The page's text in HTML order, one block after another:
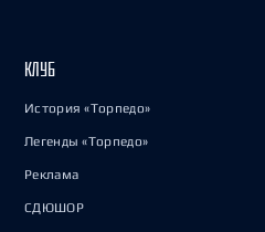
КЛУБ
История «Торпедо»
Легенды «Торпедо»
Реклама
СДЮШОР